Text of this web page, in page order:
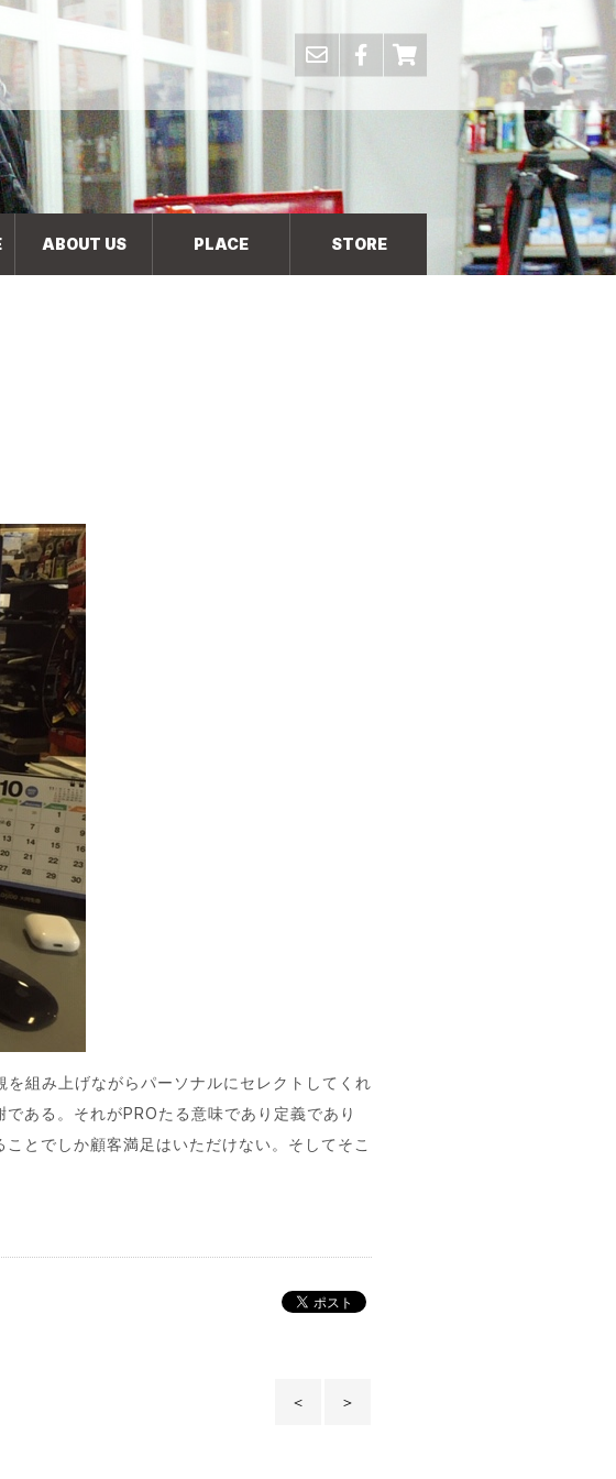
ABOUT US PLACE STORE
組み上げながらパーソナルにセレクトしてくれ
ある。それがPROたる意味であり定義であり
とでしか顧客満足はいただけない。そしてそこ
＜ ＞